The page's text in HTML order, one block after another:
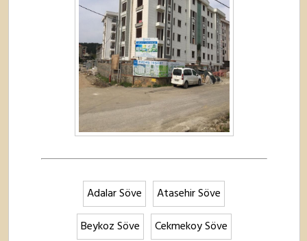
Adalar Söve
Atasehir Söve
Beykoz Söve
Cekmekoy Söve